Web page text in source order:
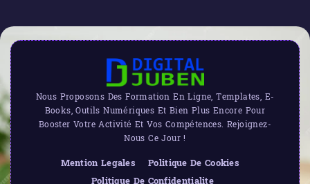
Nous Proposons Des Formation En Ligne, Templates, E-
Books, Outils Numériques Et Bien Plus Encore Pour
Booster Votre Activité Et Vos Compétences. Rejoignez-
Nous Ce Jour !
Mention Legales
Politique De Cookies